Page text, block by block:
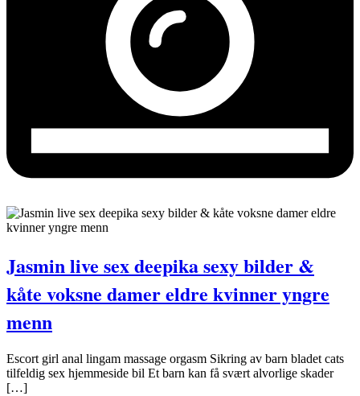
Jasmin live sex deepika sexy bilder &
kåte voksne damer eldre kvinner yngre
menn
Escort girl anal lingam massage orgasm Sikring av barn bladet cats
tilfeldig sex hjemmeside bil Et barn kan få svært alvorlige skader
[…]